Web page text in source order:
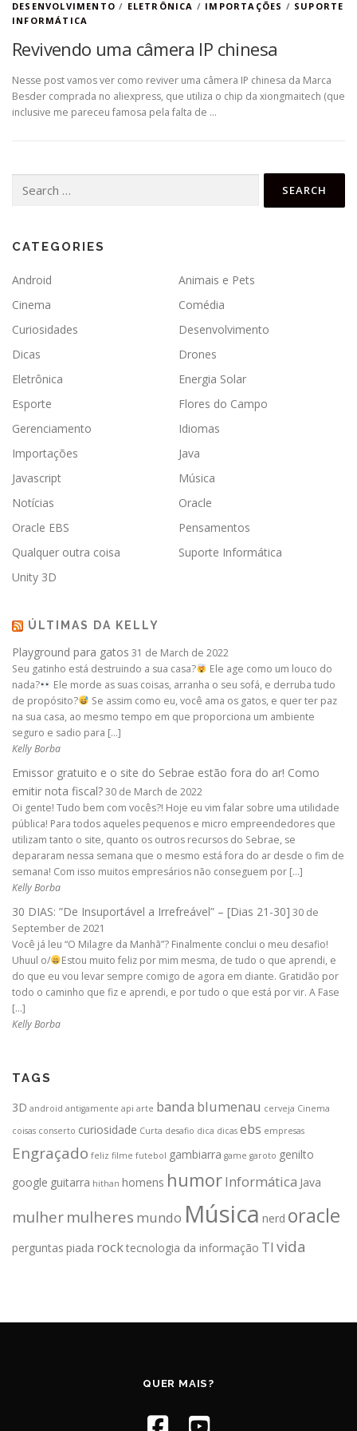
DESENVOLVIMENTO / ELETRÔNICA / IMPORTAÇÕES / SUPORTE
INFORMÁTICA
Revivendo uma câmera IP chinesa
Nesse post vamos ver como reviver uma câmera IP chinesa da Marca
Besder comprada no aliexpress, que utiliza o chip da xiongmaitech (que
inclusive me pareceu famosa pela falta de …
for:
CATEGORIES
Android
Animais e Pets
Cinema
Comédia
Curiosidades
Desenvolvimento
Dicas
Drones
Eletrônica
Energia Solar
Esporte
Flores do Campo
Gerenciamento
Idiomas
Importações
Java
Javascript
Música
Notícias
Oracle
Oracle EBS
Pensamentos
Qualquer outra coisa
Suporte Informática
Unity 3D
ÚLTIMAS DA KELLY
Playground para gatos 31 de March de 2022
Seu gatinho está destruindo a sua casa?
Ele age como um louco do
nada?
Ele morde as suas coisas, arranha o seu sofá, e derruba tudo
de propósito?
Se assim como eu, você ama os gatos, e quer ter paz
na sua casa, ao mesmo tempo em que proporciona um ambiente
seguro e sadio para […]
Kelly Borba
Emissor gratuito e o site do Sebrae estão fora do ar! Como
emitir nota fiscal?30 de March de 2022
Oi gente! Tudo bem com vocês?! Hoje eu vim falar sobre uma utilidade
pública! Para todos aqueles pequenos e micro empreendedores que
utilizam tanto o site, quanto os outros recursos do Sebrae, se
depararam nessa semana que o mesmo está fora do ar desde o fim de
semana! Com isso muitos empresários não conseguem por […]
Kelly Borba
30 DIAS: ”De Insuportável a Irrefreável” – [Dias 21-30] 30 de
September de 2021
Você já leu “O Milagre da Manhã”? Finalmente conclui o meu desafio!
Uhuul o/
Estou muito feliz por mim mesma, de tudo o que aprendi, e
do que eu vou levar sempre comigo de agora em diante. Gratidão por
todo o caminho que fiz e aprendi, e por tudo o que está por vir. A Fase
[…]
Kelly Borba
TAGS
3D android antigamente api arte banda blumenau cerveja Cinema
coisas conserto curiosidade Curta desafio dica dicas ebs empresas
Engraçado feliz filme futebol gambiarra game garoto genilto
google guitarra hithan homens humorInformática Java
mulher mulheres mundo Música nerd oracle
perguntas piada rocktecnologia da informação TI vida
QUER MAIS?